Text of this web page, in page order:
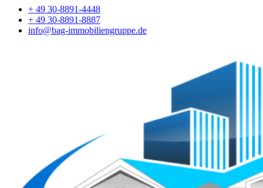
+ 49 30-8891-4448
+ 49 30-8891-8887
info@bag-immobiliengruppe.de